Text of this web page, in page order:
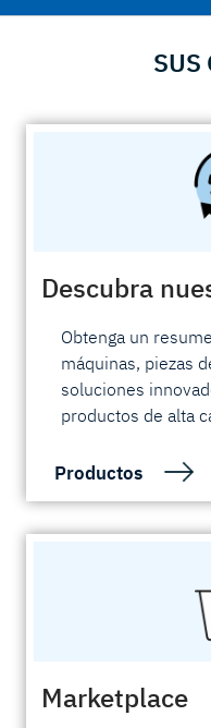
SUS
Descubra
Obtenga un
máquinas, piezas
soluciones
productos de alta
Productos
Marketplace